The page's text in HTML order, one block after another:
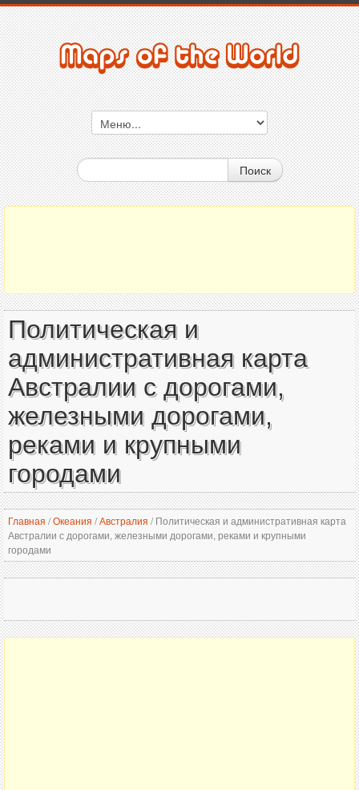
Поиск
Политическая и
административная карта
Австралии с дорогами,
железными дорогами,
реками и крупными
городами
Главная /Океания /Австралия /Политическая и административная карта
Австралии с дорогами, железными дорогами, реками и крупными
городами